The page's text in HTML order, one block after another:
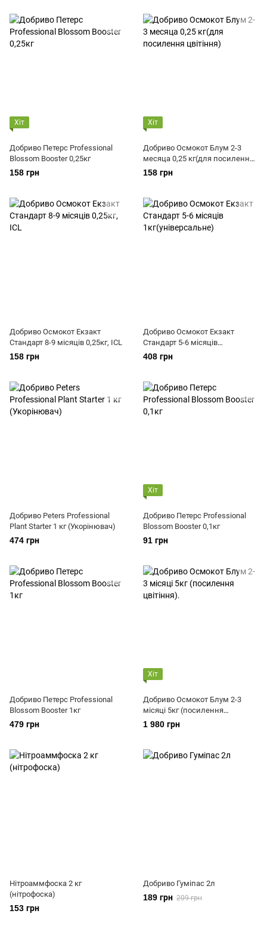
Хіт
Добриво Петерс Professional
Blossom Booster 0,25кг
158 грн
Хіт
Добриво Осмокот Блум 2-3
месяца 0,25 кг(для посилення
цвітіння)
158 грн
Добриво Осмокот Екзакт
Стандарт 8-9 місяців 0,25кг, ICL
158 грн
Добриво Осмокот Екзакт
Стандарт 5-6 місяців
1кг(універсальне)
408 грн
Добриво Peters Professional
Plant Starter 1 кг (Укорінювач)
474 грн
Хіт
Добриво Петерс Professional
Blossom Booster 0,1кг
91 грн
Добриво Петерс Professional
Blossom Booster 1кг
479 грн
Хіт
Добриво Осмокот Блум 2-3
місяці 5кг (посилення
цвітіння).
1 980 грн
Нітроаммфоска 2 кг
(нітрофоска)
153 грн
Добриво Гуміпас 2л
189 грн 209 грн